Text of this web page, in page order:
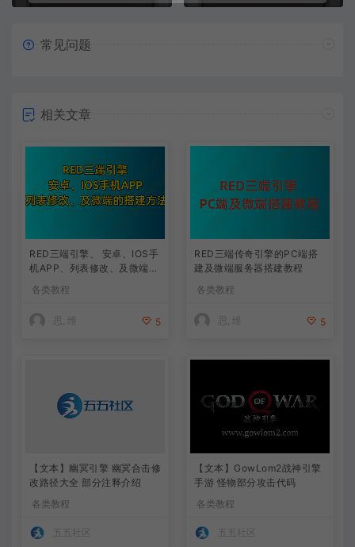
常见问题
相关文章
RED三端引擎、 安卓、IOS手
机APP、列表修改、及微端的
各类教程
思, 维 5
RED三端传奇引擎的PC端搭
建及微端服务器搭建教程
各类教程
思, 维 5
【文本】幽冥引擎 幽冥合击修
改路径大全 部分注释介绍
各类教程
五五社区
【文本】GowLom2战神引擎
手游 怪物部分攻击代码
各类教程
五五社区